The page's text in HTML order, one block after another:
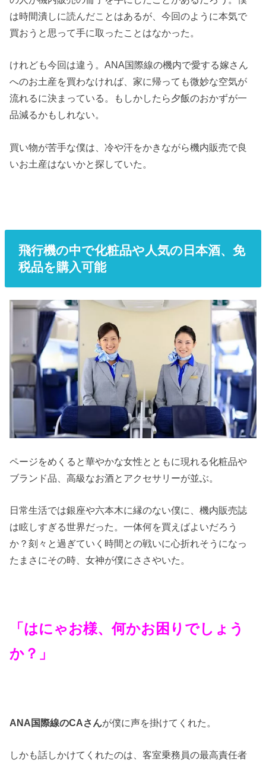
は時間潰しに読んだことはあるが、今回のように本気で
買おうと思って手に取ったことはなかった。
けれども今回は違う。ANA国際線の機内で愛する嫁さん
へのお土産を買わなければ、家に帰っても微妙な空気が
流れるに決まっている。もしかしたら夕飯のおかずが一
品減るかもしれない。
買い物が苦手な僕は、冷や汗をかきながら機内販売で良
いお土産はないかと探していた。
飛行機の中で化粧品や人気の日本酒、免
税品を購入可能
ページをめくると華やかな女性とともに現れる化粧品や
ブランド品、高級なお酒とアクセサリーが並ぶ。
日常生活では銀座や六本木に縁のない僕に、機内販売誌
は眩しすぎる世界だった。一体何を買えばよいだろう
か？刻々と過ぎていく時間との戦いに心折れそうになっ
たまさにその時、女神が僕にささやいた。
「はにゃお様、何かお困りでしょう
か？」
ANA国際線のCAさんが僕に声を掛けてくれた。
しかも話しかけてくれたのは、客室乗務員の最高責任者